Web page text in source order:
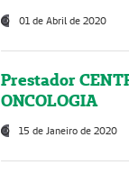
01 de Abril de 2020
Prestador
ONCOLOGIA
15 de Janeiro de 2020